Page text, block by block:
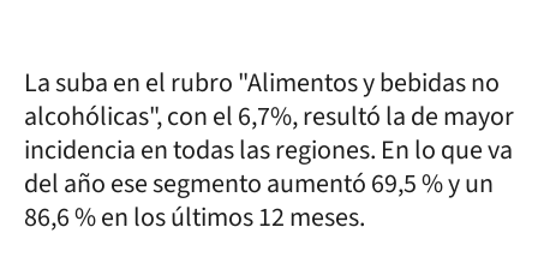
La suba en el rubro "Alimentos y bebidas no
alcohólicas", con el 6,7%, resultó la de mayor
incidencia en todas las regiones. En lo que va
del año ese segmento aumentó 69,5 % y un
86,6 % en los últimos 12 meses.